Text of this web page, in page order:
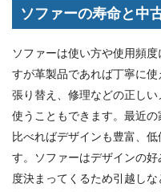
ソファーの寿命と中
ソファーは使い方や使用頻
すが革製品であれば丁寧に
張り替え、修理などの正し
使うこともできます。最近
比べればデザインも豊富、
す。ソファーはデザインの
度決まってくるため引越し